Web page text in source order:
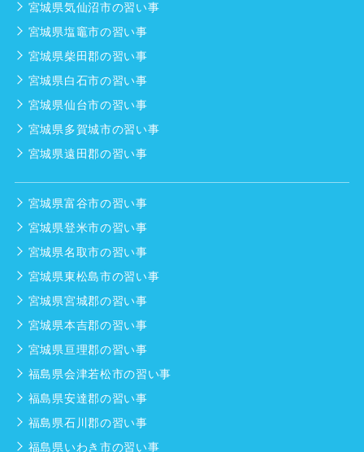
宮城県気仙沼市の習い事
宮城県塩竈市の習い事
宮城県柴田郡の習い事
宮城県白石市の習い事
宮城県仙台市の習い事
宮城県多賀城市の習い事
宮城県遠田郡の習い事
宮城県富谷市の習い事
宮城県登米市の習い事
宮城県名取市の習い事
宮城県東松島市の習い事
宮城県宮城郡の習い事
宮城県本吉郡の習い事
宮城県亘理郡の習い事
福島県会津若松市の習い事
福島県安達郡の習い事
福島県石川郡の習い事
福島県いわき市の習い事